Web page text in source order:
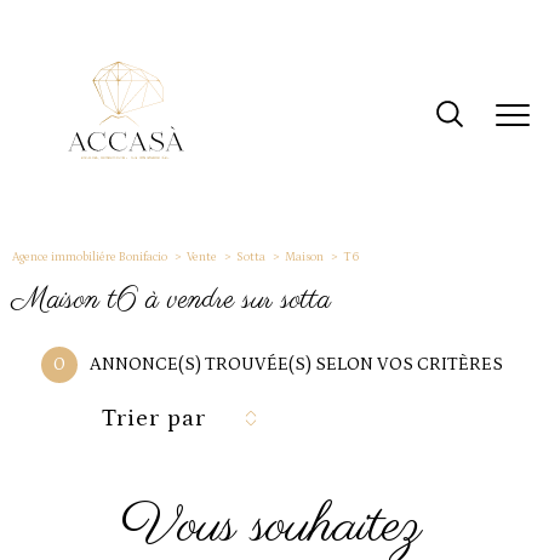
Agence immobiliére Bonifacio Vente Sotta Maison T6
maison t6 à vendre sur sotta
0 ANNONCE(S) TROUVÉE(S) SELON VOS CRITÈRES
Trier par
vous souhaitez